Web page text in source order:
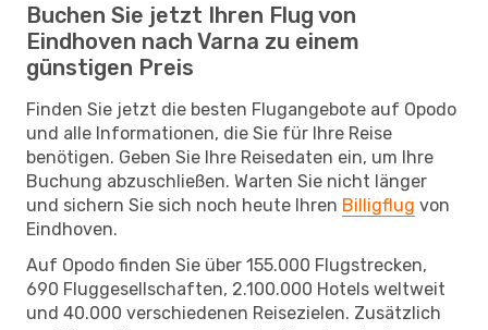
Buchen Sie jetzt Ihren Flug von
Eindhoven nach Varna zu einem
günstigen Preis
Finden Sie jetzt die besten Flugangebote auf Opodo
und alle Informationen, die Sie für Ihre Reise
benötigen. Geben Sie Ihre Reisedaten ein, um Ihre
Buchung abzuschließen. Warten Sie nicht länger
und sichern Sie sich noch heute Ihren Billigflug von
Eindhoven.
Auf Opodo finden Sie über 155.000 Flugstrecken,
690 Fluggesellschaften, 2.100.000 Hotels weltweit
und 40.000 verschiedenen Reisezielen. Zusätzlich